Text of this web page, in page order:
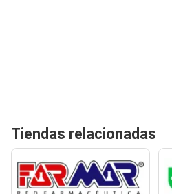
Tiendas relacionadas